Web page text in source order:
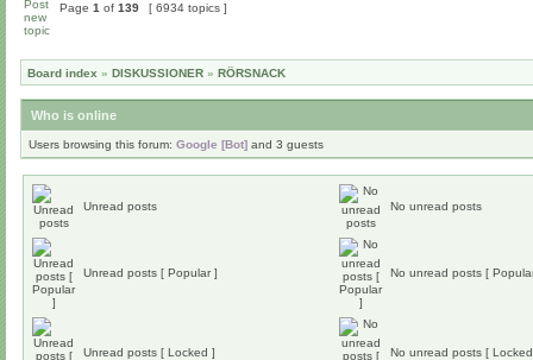
Page 1 of 139 [ 6934 topics ]
Board index » DISKUSSIONER » RÖRSNACK
Who is online
Users browsing this forum: Google [Bot] and 3 guests
Unread posts No unread posts
Unread posts [ Popular ] No unread posts [
Unread posts [ Locked ] No unread posts [